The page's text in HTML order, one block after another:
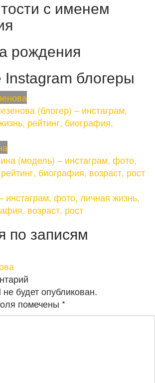
с именем
рождения
блогеры
по записям
будет опубликован.
помечены *